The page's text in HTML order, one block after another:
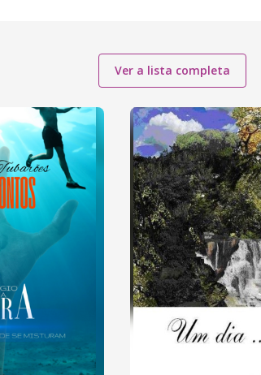
Ver a lista completa